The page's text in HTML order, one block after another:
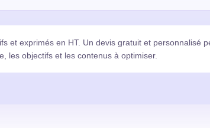
et exprimés en HT. Un devis gratuit et personnalisé
les objectifs et les contenus à optimiser.